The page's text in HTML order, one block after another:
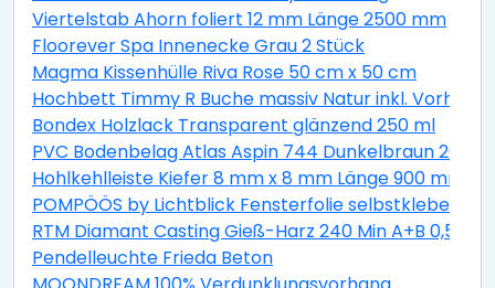
Viertelstab Ahorn foliert 12 mm Länge 2500 mm
Floorever Spa Innenecke Grau 2 Stück
Magma Kissenhülle Riva Rose 50 cm x 50 cm
Hochbett Timmy R Buche massiv Natur inkl.
Bondex Holzlack Transparent glänzend 250 ml
PVC Bodenbelag Atlas Aspin 744 Dunkelbraun 200
Hohlkehlleiste Kiefer 8 mm x 8 mm Länge 900 mm
POMPÖÖS by Lichtblick Fensterfolie selbstklebend
RTM Diamant Casting Gieß-Harz 240 Min A+B 0,5 kg
Pendelleuchte Frieda Beton